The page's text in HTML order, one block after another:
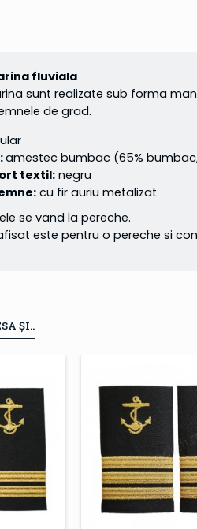
fluviala
sunt realizate sub forma
de grad.
amestec bumbac (65%
textil: negru
cu fir auriu metalizat
se vand la pereche.
pentru o pereche si
ȘI..